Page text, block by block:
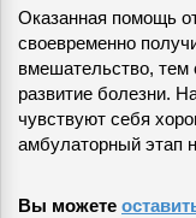
Оказанная помощь
своевременно
вмешательство, тем
развитие болезни.
чувствуют себя
амбулаторный этап
Вы можете